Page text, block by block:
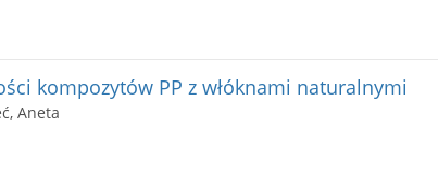
kompozytów PP z włóknami naturalnymi
Aneta